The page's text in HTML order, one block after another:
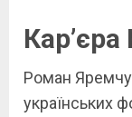
Роман
українських